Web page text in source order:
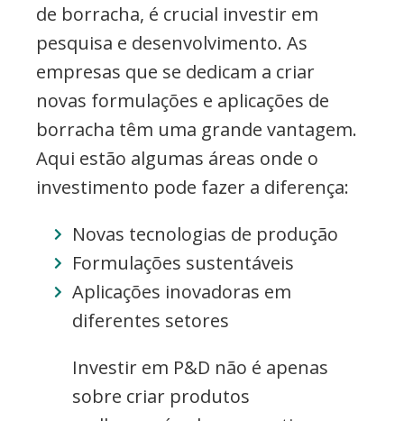
de borracha, é crucial investir em
pesquisa e desenvolvimento. As
empresas que se dedicam a criar
novas formulações e aplicações de
borracha têm uma grande vantagem.
Aqui estão algumas áreas onde o
investimento pode fazer a diferença:
Novas tecnologias de produção
Formulações sustentáveis
Aplicações inovadoras em
diferentes setores
Investir em P&D não é apenas
sobre criar produtos